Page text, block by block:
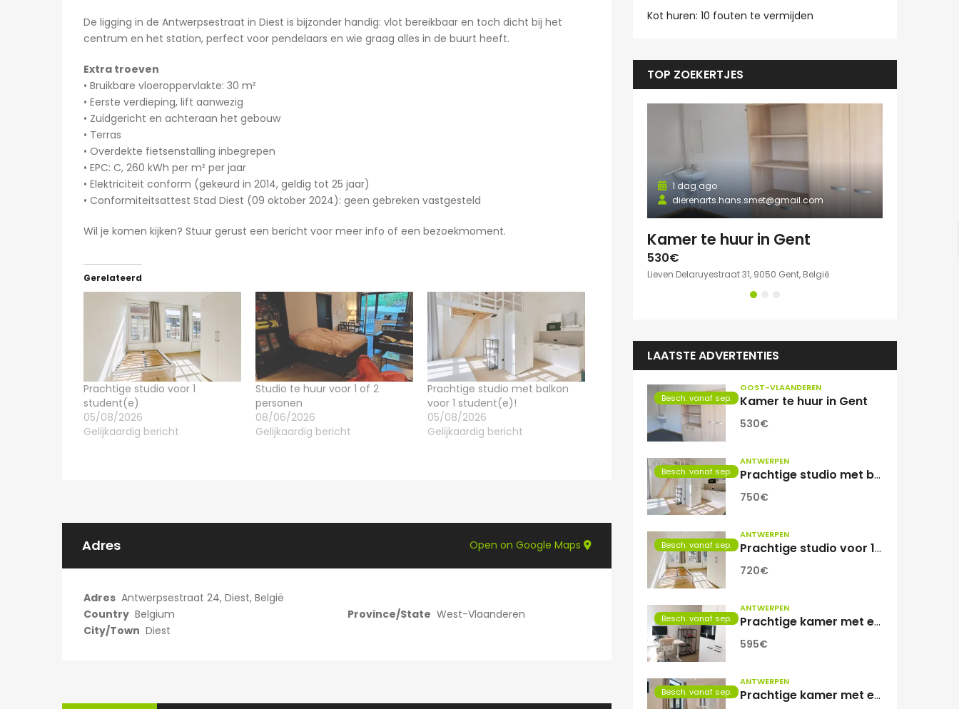
De ligging in de Antwerpsestraat in Diest is bijzonder handig: vlot bereikbaar en toch dicht bij het
centrum en het station, perfect voor pendelaars en wie graag alles in de buurt heeft.
Extra troeven
• Bruikbare vloeroppervlakte: 30 m²
• Eerste verdieping, lift aanwezig
• Zuidgericht en achteraan het gebouw
• Terras
• Overdekte fietsenstalling inbegrepen
• EPC: C, 260 kWh per m² per jaar
• Elektriciteit conform (gekeurd in 2014, geldig tot 25 jaar)
• Conformiteitsattest Stad Diest (09 oktober 2024): geen gebreken vastgesteld
Wil je komen kijken? Stuur gerust een bericht voor meer info of een bezoekmoment.
Gerelateerd
Prachtige studio voor 1
student(e)
05/08/2026
Gelijkaardig bericht
Studio te huur voor 1 of 2
personen
08/06/2026
Gelijkaardig bericht
Prachtige studio met balkon
voor 1 student(e)!
05/08/2026
Gelijkaardig bericht
Adres
Adres Antwerpsestraat 24, Diest, België
Country Belgium Province/State West-Vlaanderen
City/Town Diest
Open on Google Maps
Kot huren: 10 fouten te vermijden
TOP ZOEKERTJES
Heidi
1 dag ago
Prachtige studio met balkon voor 1 student(e)!
1 dag ago dierenarts.hans.smet@gmail.com
1 dag ago
Kamer te huur in Gent
530€
Lieven Delaruyestraat 31, 9050 Gent, België
LAATSTE ADVERTENTIES
Besch. vanaf sep.
OOST-VLAANDEREN
Kamer te huur in Gent
530€
Besch. vanaf sep.
ANTWERPEN
Prachtige studio met balkon voor 1 student(e)!
750€
Besch. vanaf sep.
ANTWERPEN
Prachtige studio voor 1 student(e)
720€
Besch. vanaf sep.
ANTWERPEN
Prachtige kamer met eigen sanitair.
595€
Besch. vanaf sep.
ANTWERPEN
Prachtige kamer met eigen sanitair!